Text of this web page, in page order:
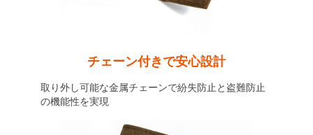
チェーン付きで安心設計
取り外し可能な金属チェーンで紛失防止と盗難防止
の機能性を実現